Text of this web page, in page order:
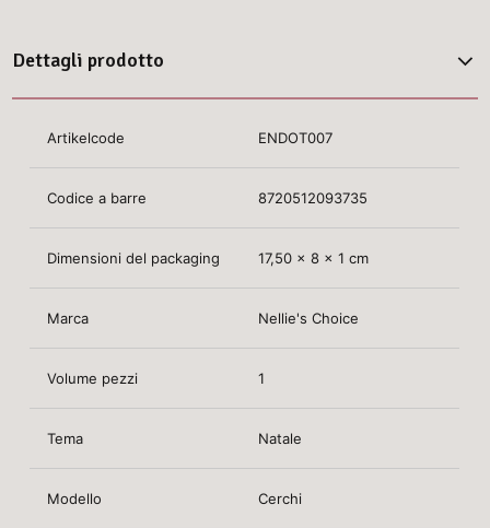
Dettagli prodotto
Artikelcode ENDOT007
Codice a barre 8720512093735
Dimensioni del packaging 17,50 x 8 x 1 cm
Marca Nellie's Choice
Volume pezzi 1
Tema Natale
Modello Cerchi